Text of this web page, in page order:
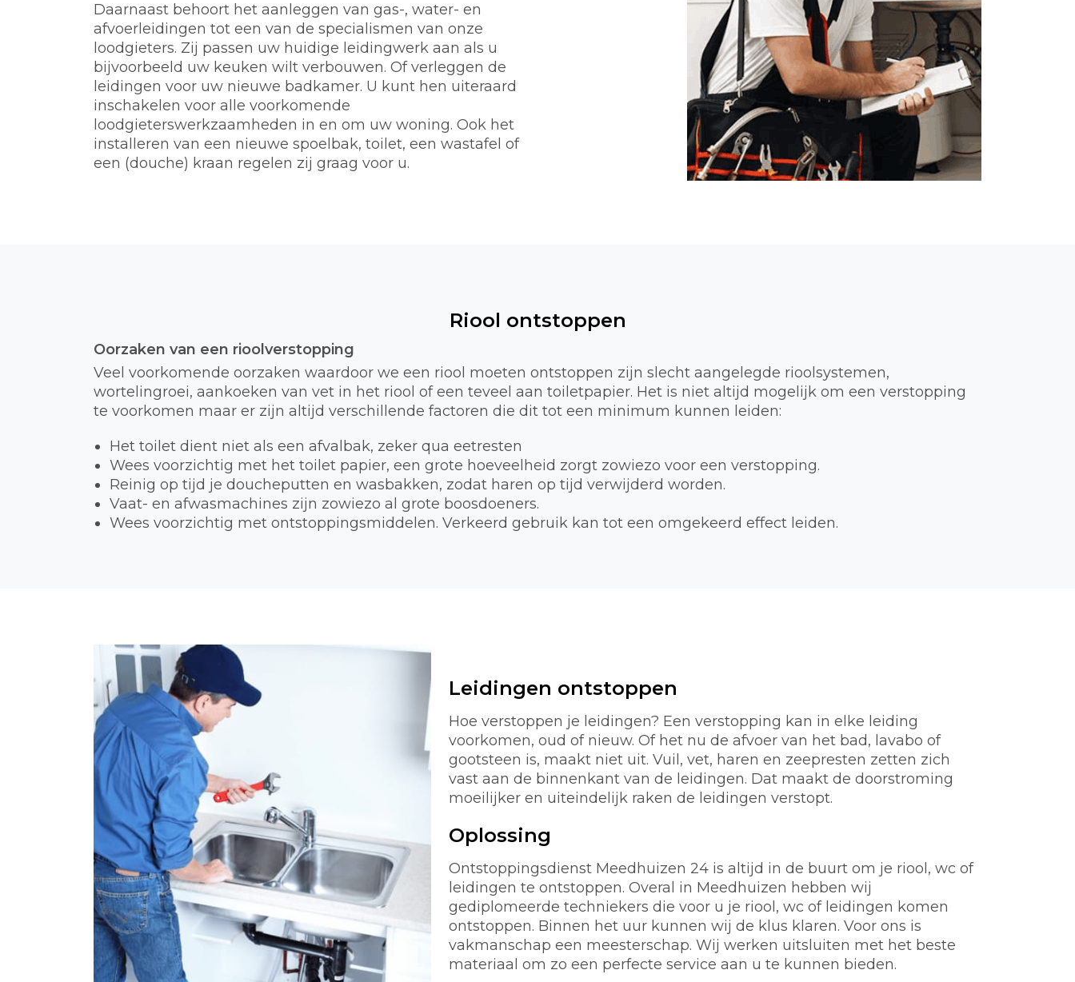
Daarnaast behoort het aanleggen van gas-, water- en
afvoerleidingen tot een van de specialismen van onze
loodgieters. Zij passen uw huidige leidingwerk aan als u
bijvoorbeeld uw keuken wilt verbouwen. Of verleggen de
leidingen voor uw nieuwe badkamer. U kunt hen uiteraard
inschakelen voor alle voorkomende
loodgieterswerkzaamheden in en om uw woning. Ook het
installeren van een nieuwe spoelbak, toilet, een wastafel of
een (douche) kraan regelen zij graag voor u.
Riool ontstoppen
Oorzaken van een rioolverstopping
Veel voorkomende oorzaken waardoor we een riool moeten ontstoppen zijn slecht aangelegde rioolsystemen,
wortelingroei, aankoeken van vet in het riool of een teveel aan toiletpapier. Het is niet altijd mogelijk om een verstopping
te voorkomen maar er zijn altijd verschillende factoren die dit tot een minimum kunnen leiden:
Het toilet dient niet als een afvalbak, zeker qua eetresten
Wees voorzichtig met het toilet papier, een grote hoeveelheid zorgt zowiezo voor een verstopping.
Reinig op tijd je doucheputten en wasbakken, zodat haren op tijd verwijderd worden.
Vaat- en afwasmachines zijn zowiezo al grote boosdoeners.
Wees voorzichtig met ontstoppingsmiddelen. Verkeerd gebruik kan tot een omgekeerd effect leiden.
Leidingen ontstoppen
Hoe verstoppen je leidingen? Een verstopping kan in elke leiding
voorkomen, oud of nieuw. Of het nu de afvoer van het bad, lavabo of
gootsteen is, maakt niet uit. Vuil, vet, haren en zeepresten zetten zich
vast aan de binnenkant van de leidingen. Dat maakt de doorstroming
moeilijker en uiteindelijk raken de leidingen verstopt.
Oplossing
Ontstoppingsdienst Meedhuizen 24 is altijd in de buurt om je riool, wc of
leidingen te ontstoppen. Overal in Meedhuizen hebben wij
gediplomeerde techniekers die voor u je riool, wc of leidingen komen
ontstoppen. Binnen het uur kunnen wij de klus klaren. Voor ons is
vakmanschap een meesterschap. Wij werken uitsluiten met het beste
materiaal om zo een perfecte service aan u te kunnen bieden.